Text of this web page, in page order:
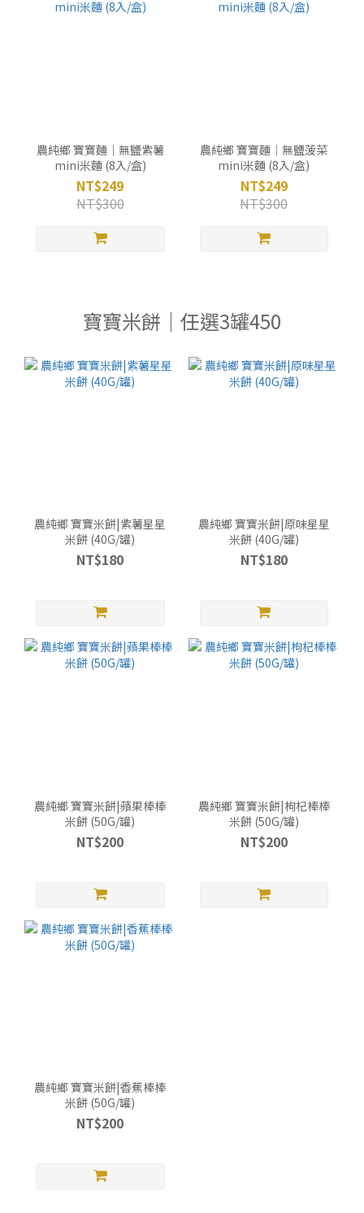
農純鄉 寶寶麵｜無鹽紫薯
mini米麵 (8入/盒)
NT$249
NT$300
農純鄉 寶寶麵｜無鹽菠菜
mini米麵 (8入/盒)
NT$249
NT$300
寶寶米餅｜任選3罐450
農純鄉 寶寶米餅|紫薯星星
米餅 (40G/罐)
NT$180
農純鄉 寶寶米餅|原味星星
米餅 (40G/罐)
NT$180
農純鄉 寶寶米餅|蘋果棒棒
米餅 (50G/罐)
NT$200
農純鄉 寶寶米餅|枸杞棒棒
米餅 (50G/罐)
NT$200
農純鄉 寶寶米餅|香蕉棒棒
米餅 (50G/罐)
NT$200